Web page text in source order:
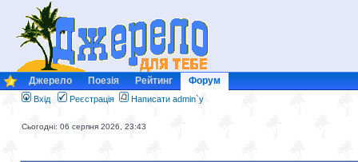
Джерело Поезія Рейтинг Форум
Вхід Реєстрація Написати admin`у
Сьогодні: 06 серпня 2026, 23:43